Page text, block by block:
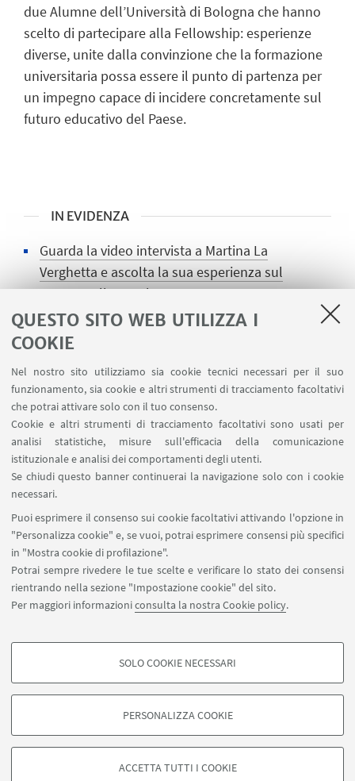
QUESTO SITO WEB UTILIZZA I
COOKIE
Nel nostro sito utilizziamo sia cookie tecnici necessari per il suo
funzionamento, sia cookie e altri strumenti di tracciamento facoltativi
che potrai attivare solo con il tuo consenso.
Cookie e altri strumenti di tracciamento facoltativi sono usati per
analisi statistiche, misure sull'efficacia della comunicazione
istituzionale e analisi dei comportamenti degli utenti.
Se chiudi questo banner continuerai la navigazione solo con i cookie
necessari.
Puoi esprimere il consenso sui cookie facoltativi attivando l'opzione in
"Personalizza cookie" e, se vuoi, potrai esprimere consensi più specifici
in "Mostra cookie di profilazione".
Potrai sempre rivedere le tue scelte e verificare lo stato dei consensi
rientrando nella sezione "Impostazione cookie" del sito.
Per maggiori informazioniconsulta la nostra Cookie policy.
COOKIE DI PROFILAZIONE - FACOLTATIVI
degli utenti, creare profili in base al loro comportamento sul sito, per analisi
di marketing.
SOLO COOKIE NECESSARI
PERSONALIZZA COOKIE
ACCETTA TUTTI I COOKIE
dueAlumnedell’Università di Bologna che hanno
scelto di partecipare alla Fellowship: esperienze
diverse, unite dalla convinzione che la formazione
universitaria possa essere il punto di partenza per
un impegno capace di incidere concretamente sul
futuro educativo del Paese.
IN EVIDENZA
Guarda la video intervista a Martina La
Verghetta e ascolta la sua esperienza sul
campo nelle scuole
Leggi l’intervista a Silvia Muletti e scopri il
suo percorso nella Fellowship di Teach For
Italy.
Via Marsala 49
alumni@unibo.it
Chi siamo
Collabora con noi
App AMA Community
©Copyright 2022 - ALMA MATER STUDIORUM - Università di
Bologna - Via Zamboni, 33 - 40126 Bologna - Partita IVA:
Impostazioni Cookie